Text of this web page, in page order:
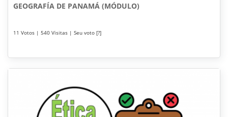
GEOGRAFÍA DE PANAMÁ (MÓDULO)
11 Votos | 540 Visitas | Seu voto [?]